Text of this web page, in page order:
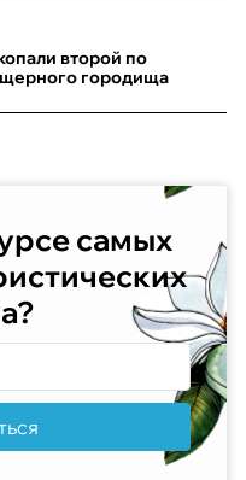
второй по
городища
самых